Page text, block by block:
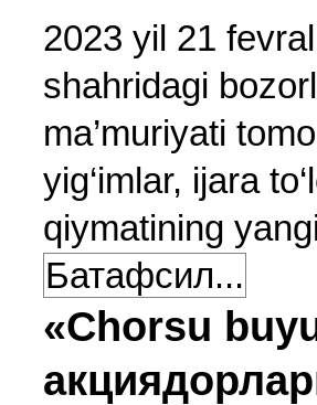
2023 yil 21
shahridagi
ma’muriyati
yig‘imlar, ijara
qiymatining
Батафсил...
«Chorsu